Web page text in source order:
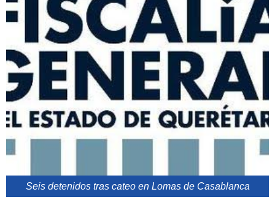
Seis detenidos tras cateo en Lomas de Casablanca